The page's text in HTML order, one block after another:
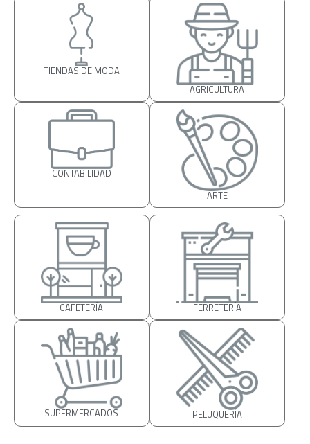
TIENDAS DE MODA
AGRICULTURA
CONTABILIDAD
ARTE
CAFETERÍA FERRETERÍA
SUPERMERCADOS PELUQUERÍA